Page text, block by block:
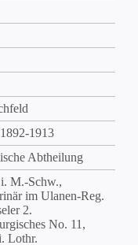
1913
Abtheilung
M.-Schw.,
im Ulanen-Reg.
2.
No. 11,
Lothr.